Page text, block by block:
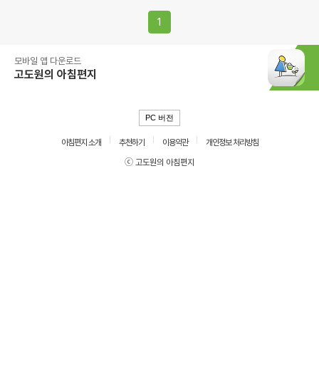
1
모바일 앱 다운로드
고도원의 아침편지
PC 버전
아침편지 소개 추천하기 이용약관
개인정보 처리방침
ⓒ 고도원의 아침편지